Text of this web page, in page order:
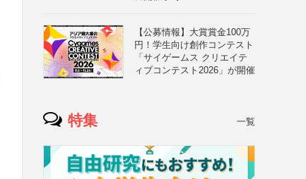
【公募情報】大賞賞金100万
円！学生向け創作コンテスト
「サイゲームス クリエイテ
ィブコンテスト2026」が開催
特集 一覧